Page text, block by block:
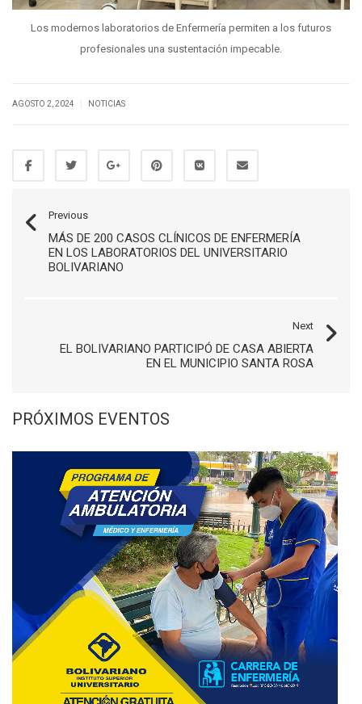
Los modernos laboratorios de Enfermería permiten a los futuros
profesionales una sustentación impecable.
AGOSTO 2, 2024 NOTICIAS
Previous
MÁS DE 200 CASOS CLÍNICOS DE ENFERMERÍA
EN LOS LABORATORIOS DEL UNIVERSITARIO
BOLIVARIANO
Next
EL BOLIVARIANO PARTICIPÓ DE CASA ABIERTA
EN EL MUNICIPIO SANTA ROSA
PRÓXIMOS EVENTOS